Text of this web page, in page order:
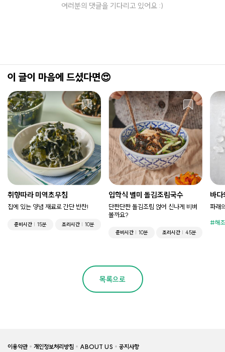
여러분의 댓글을 기다리고 있어요 :)
이 글이 마음에 드셨다면😍
취향따라 미역초무침
집에 있는 양념 재료로 간단 반찬!
준비시간 15분 조리시간 10분
입학식 별미 돌김조림국수
단짠단짠 돌김조림 얹어 신나게 비벼
볼까요?
준비시간 10분 조리시간 45분
바다
파래
해
목록으로
이용약관 개인정보처리방침 ABOUT US 공지사항